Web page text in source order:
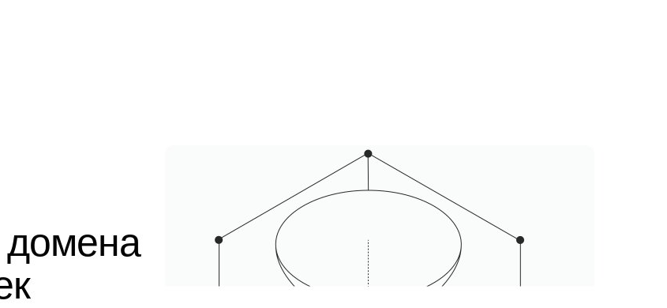
домена